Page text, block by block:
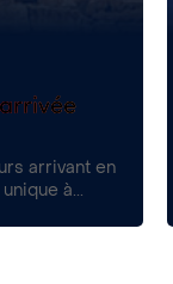
arrivant en
à...